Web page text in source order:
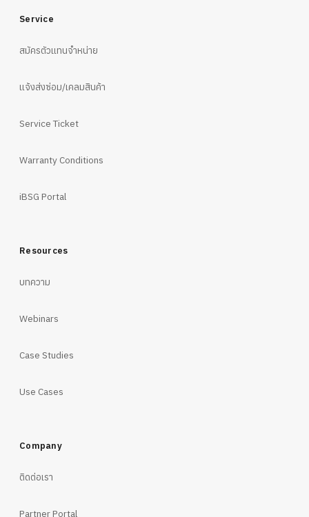
Service
สมัครตัวแทนจำหน่าย
แจ้งส่งซ่อม/เคลมสินค้า
Service Ticket
Warranty Conditions
iBSG Portal
Resources
บทความ
Webinars
Case Studies
Use Cases
Company
ติดต่อเรา
Partner Portal